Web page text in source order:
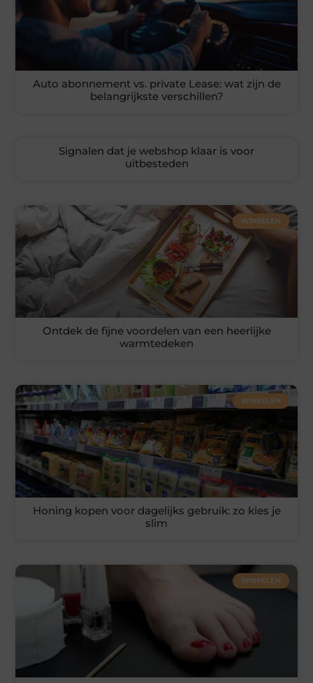
Auto abonnement vs. private Lease: wat zijn de
belangrijkste verschillen?
Signalen dat je webshop klaar is voor
uitbesteden
WINKELEN
Ontdek de fijne voordelen van een heerlijke
warmtedeken
WINKELEN
Honing kopen voor dagelijks gebruik: zo kies je
slim
WINKELEN